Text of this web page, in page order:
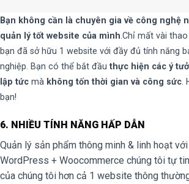
Bạn không cần là chuyên gia về công nghệ
quản lý tốt website của mình.Chỉ mất vài
bạn đã sở hữu 1 website với đầy đủ tính năng
nghiệp. Bạn có thể bắt đầu thực hiện các ý
lập tức mà không tốn thời gian và công sức.
bạn!
6. NHIỀU TÍNH NĂNG HẤP DẪN
Quản lý sản phẩm thông minh & linh hoạt
WordPress + Woocommerce chúng tôi tự
của chúng tôi hơn cả 1 website thông